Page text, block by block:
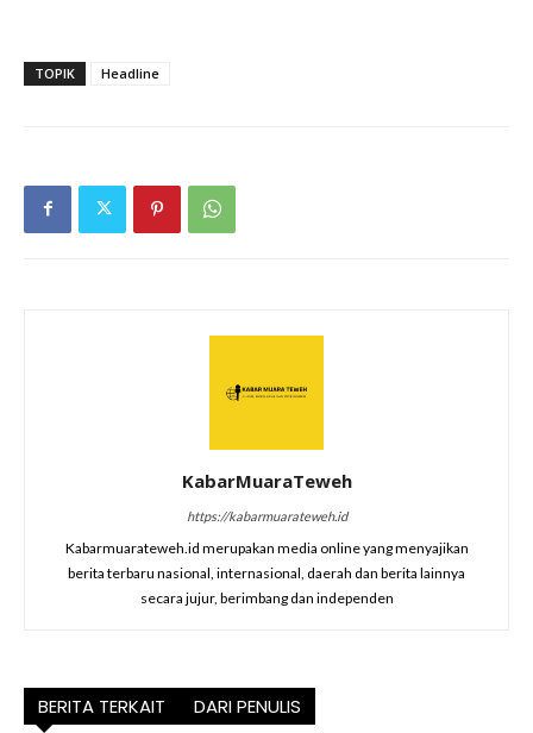
TOPIK Headline
KabarMuaraTeweh
https://kabarmuarateweh.id
Kabarmuarateweh.id merupakan media online yang menyajikan
berita terbaru nasional, internasional, daerah dan berita lainnya
secara jujur, berimbang dan independen
BERITA TERKAIT DARI PENULIS